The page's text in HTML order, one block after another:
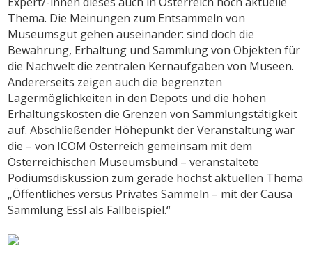
Thema. Die Meinungen zum Entsammeln von
Museumsgut gehen auseinander: sind doch die
Bewahrung, Erhaltung und Sammlung von Objekten für
die Nachwelt die zentralen Kernaufgaben von Museen.
Andererseits zeigen auch die begrenzten
Lagermöglichkeiten in den Depots und die hohen
Erhaltungskosten die Grenzen von Sammlungstätigkeit
auf. Abschließender Höhepunkt der Veranstaltung war
die – von ICOM Österreich gemeinsam mit dem
Österreichischen Museumsbund – veranstaltete
Podiumsdiskussion zum gerade höchst aktuellen Thema
„Öffentliches versus Privates Sammeln – mit der Causa
Sammlung Essl als Fallbeispiel.“